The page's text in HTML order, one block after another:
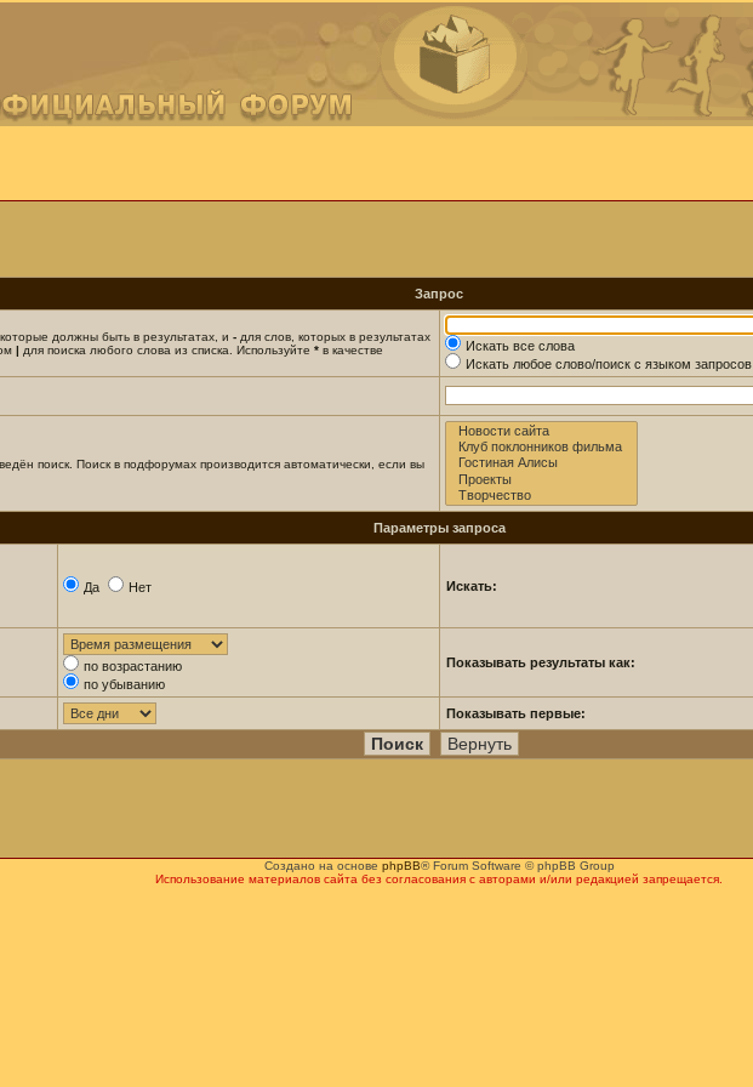
Запрос
должны быть в результатах, и - для слов, которых в результатах
| для поиска любого слова из списка. Используйте * в качестве
Искать все слова
Искать любое слово/поиск с языком запросов
поиск. Поиск в подфорумах производится автоматически, если вы
Параметры запроса
Да Нет Искать:
по возрастанию
по убыванию
Показывать результаты как:
Показывать первые:
Создано на основе phpBB® Forum Software © phpBB Group
Использование материалов сайта без согласования с авторами и/или редакцией запрещается.